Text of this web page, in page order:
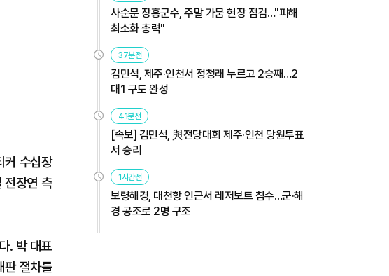
커 수십장
전장연 측
. 박 대표
절차를
사순문 장흥군수, 주말 가뭄 현장 점검…"피해
최소화 총력"
37분전
김민석, 제주·인천서 정청래 누르고 2승째…2
대1 구도 완성
41분전
[속보] 김민석, 與전당대회 제주·인천 당원투표
서 승리
1시간전
보령해경, 대천항 인근서 레저보트 침수…군·해
경 공조로 2명 구조